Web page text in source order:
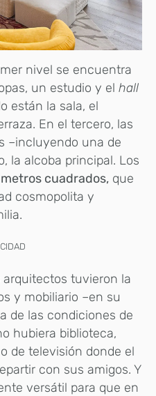
nivel se encuentra
un estudio y el hall
están la sala, el
En el tercero, las
–incluyendo una de
la alcoba principal. Los
cuadrados, que
cosmopolita y
tuvieron la
y mobiliario –en su
de las condiciones de
hubiera biblioteca,
de televisión donde el
con sus amigos. Y
versátil para que en